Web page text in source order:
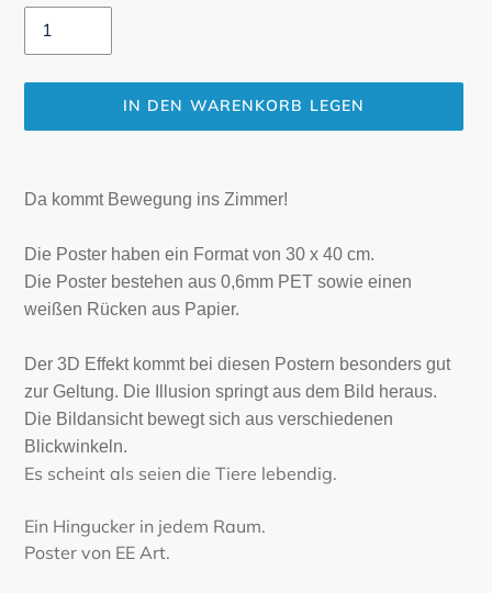
IN DEN WARENKORB LEGEN
zum
hinzugefügt
Da kommt Bewegung ins Zimmer!
Die Poster haben ein Format von 30 x 40 cm.
Die Poster bestehen aus 0,6mm PET sowie einen
weißen Rücken aus Papier.
Der 3D Effekt kommt bei diesen Postern besonders gut
zur Geltung. Die Illusion springt aus dem Bild heraus.
Die Bildansicht bewegt sich aus verschiedenen
Blickwinkeln.
Es scheint als seien die Tiere lebendig.
Ein Hingucker in jedem Raum.
Poster von EE Art.